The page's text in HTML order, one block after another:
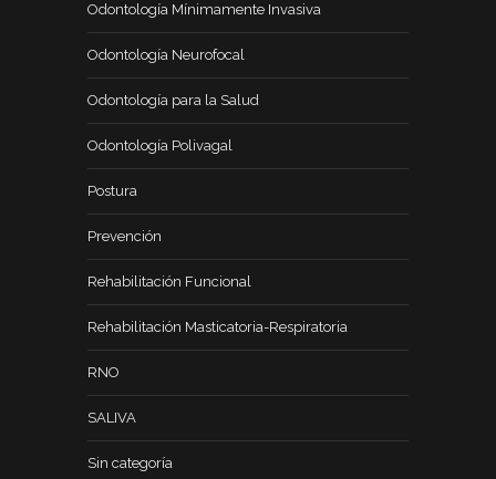
Odontología Mínimamente Invasiva
Odontología Neurofocal
Odontología para la Salud
Odontología Polivagal
Postura
Prevención
Rehabilitación Funcional
Rehabilitación Masticatoria-Respiratoria
RNO
SALIVA
Sin categoría